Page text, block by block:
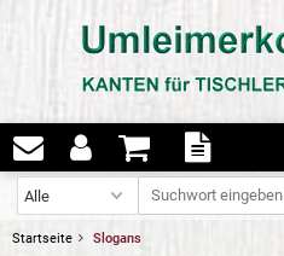
Startseite Slogans